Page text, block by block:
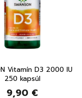
Vitamín D3 2000 IU
250 kapsúl
9,90 €